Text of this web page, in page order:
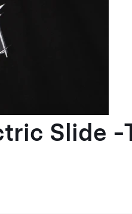
Slide -